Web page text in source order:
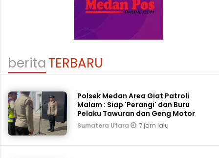
beritaTERBARU
Polsek Medan Area Giat Patroli
Malam : Siap 'Perangi' dan Buru
Pelaku Tawuran dan Geng Motor
Sumatera Utara 7 jam lalu